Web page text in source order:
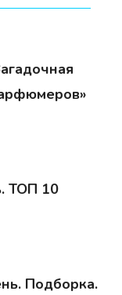
ТОП 10
Подборка.